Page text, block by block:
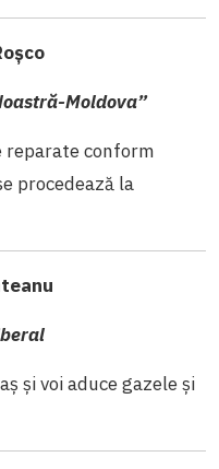
Moldova”
conform
procedează la
și voi aduce gazele și